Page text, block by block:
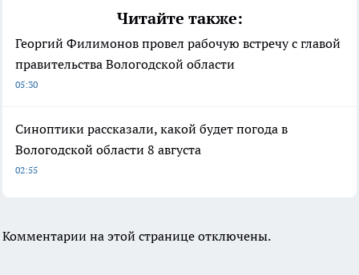
Читайте также:
Георгий Филимонов провел рабочую встречу с главой
правительства Вологодской области
05:30
Синоптики рассказали, какой будет погода в
Вологодской области 8 августа
02:55
Комментарии на этой странице отключены.